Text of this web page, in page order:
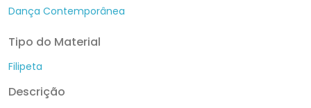
Dança Contemporânea
Tipo do Material
Filipeta
Descrição